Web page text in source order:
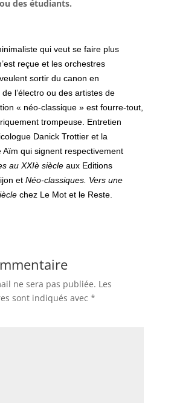
des étudiants.
qui veut se faire plus
reçue et les orchestres
sortir du canon en
l’électro ou des artistes de
« néo-classique » est fourre-tout,
trompeuse. Entretien
Danick Trottier et la
Aïm qui signent respectivement
au XXIè siècle aux Editions
et Néo-classiques. Vers une
chez Le Mot et le Reste.
ne sera pas publiée. Les
sont indiqués avec *